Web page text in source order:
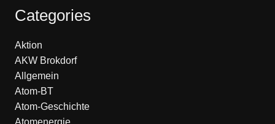
Categories
Aktion
AKW Brokdorf
Allgemein
Atom-BT
Atom-Geschichte
Atomenergie